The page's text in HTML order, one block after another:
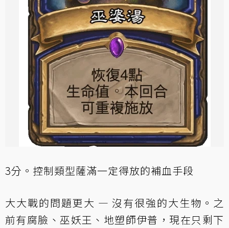
3分。控制類型薩滿一定得放的補血手段
大大戰的問題更大 — 沒有很強的大生物。之
前有腐臉、巫妖王、地塑師伊普，現在只剩下